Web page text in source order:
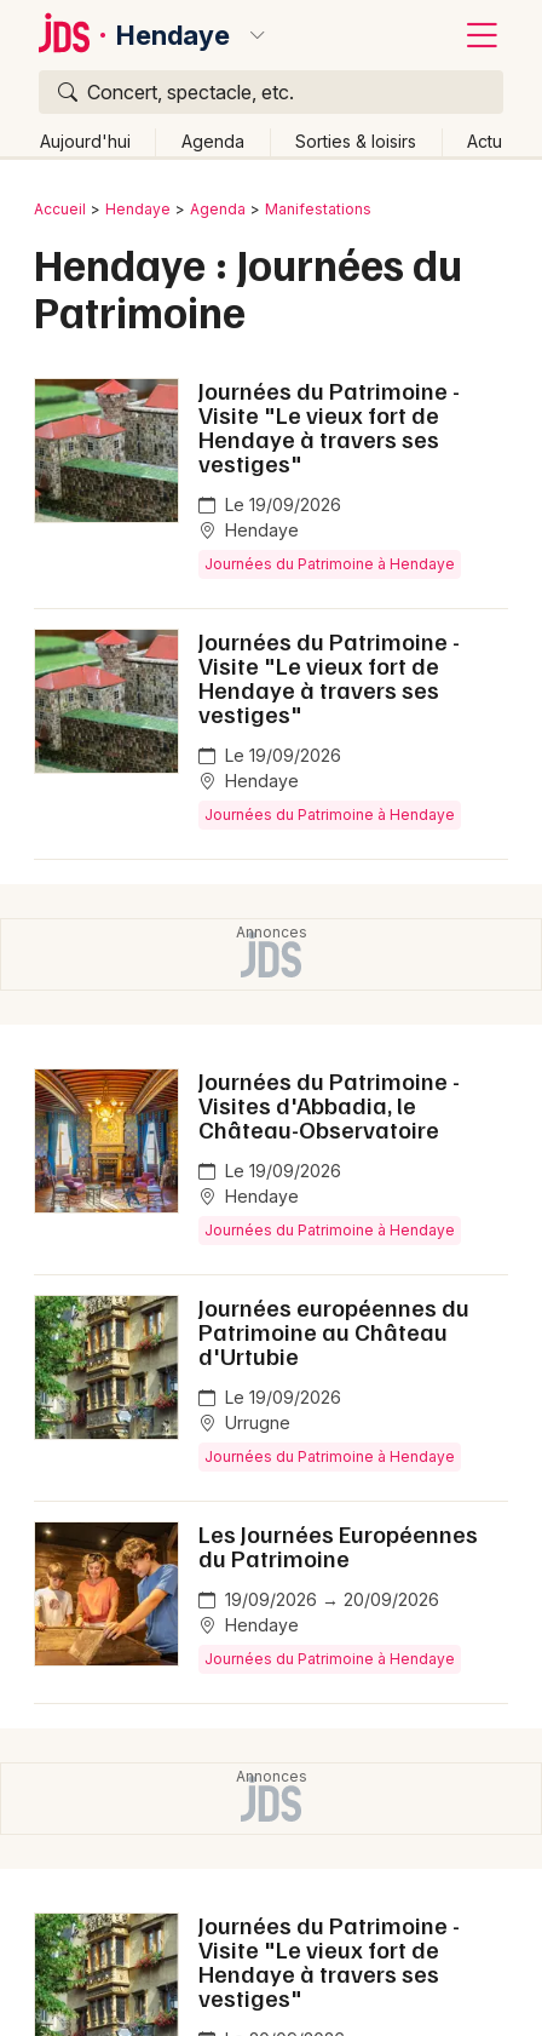
Hendaye
Concert, spectacle, etc.
Aujourd'hui Agenda Sorties & loisirs Actu
Publier un événement
Activité & Expérience
Manifestations
Concerts
Sports
Soirées
Journées du Patrimoine en Aquitaine
Journées du Patrimoine en Nouvelle-Aquitaine
Newsletter des sorties
Artistes en tournée
Actus à Hendaye
Magazine à Hendaye
Je m'abonne
Bordeaux
Colmar
Lyon
Marseille
Mulhouse
Nantes
Nice
Paris
Strasbourg
Retour
Accueil Hendaye Agenda Manifestations
Hendaye : Journées du
Patrimoine
Journées du Patrimoine -
Visite "Le vieux fort de
Hendaye à travers ses
vestiges"
Le 19/09/2026
Hendaye
Journées du Patrimoine à Hendaye
Journées du Patrimoine -
Visite "Le vieux fort de
Hendaye à travers ses
vestiges"
Le 19/09/2026
Hendaye
Journées du Patrimoine à Hendaye
Journées du Patrimoine -
Visites d'Abbadia, le
Château-Observatoire
Le 19/09/2026
Hendaye
Journées du Patrimoine à Hendaye
Journées européennes du
Patrimoine au Château
d'Urtubie
Le 19/09/2026
Urrugne
Journées du Patrimoine à Hendaye
Les Journées Européennes
du Patrimoine
19/09/2026 → 20/09/2026
Hendaye
Journées du Patrimoine à Hendaye
Journées du Patrimoine -
Visite "Le vieux fort de
Hendaye à travers ses
vestiges"
Quoi ?
Où ?
Aquitaine
Partout Près de moi Changer de lieu
Quand ?